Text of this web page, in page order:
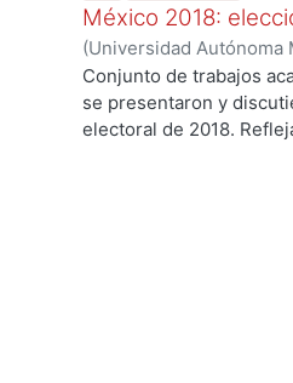
México 2018:
(Universidad Autónoma
Ciencias Sociales y
Osornio Guerrero, María
Héctor;Navarrete Vela,
Conjunto de trabajos
se presentaron y
electoral de 2018.